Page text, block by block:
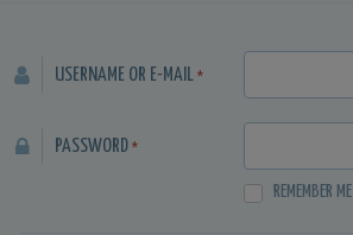
USERNAME OR E-MAIL *
PASSWORD *
REMEMBER ME